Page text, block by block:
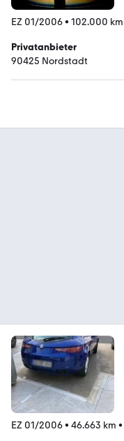
EZ 01/2006• 102.000 km
Privatanbieter
90425 Nordstadt
EZ 01/2006• 46.663 km •